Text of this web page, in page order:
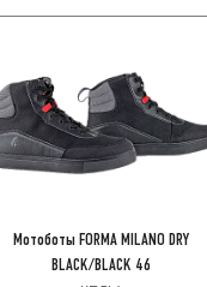
Мотоботы FORMA MILANO DRY
BLACK/BLACK 46